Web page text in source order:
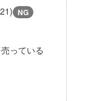
NG
っている